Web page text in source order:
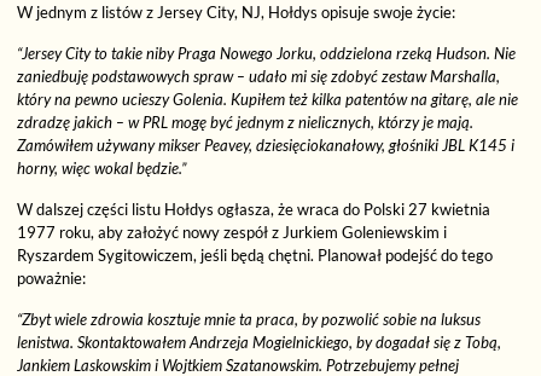
W jednym z listów z Jersey City, NJ, Hołdys opisuje swoje życie:
“Jersey City to takie niby Praga Nowego Jorku, oddzielona rzeką Hudson. Nie
zaniedbuję podstawowych spraw – udało mi się zdobyć zestaw Marshalla,
który na pewno ucieszy Golenia. Kupiłem też kilka patentów na gitarę, ale nie
zdradzę jakich – w PRL mogę być jednym z nielicznych, którzy je mają.
Zamówiłem używany mikser Peavey, dziesięciokanałowy, głośniki JBL K145 i
horny, więc wokal będzie.”
W dalszej części listu Hołdys ogłasza, że wraca do Polski 27 kwietnia
1977 roku, aby założyć nowy zespół z Jurkiem Goleniewskim i
Ryszardem Sygitowiczem, jeśli będą chętni. Planował podejść do tego
poważnie:
“Zbyt wiele zdrowia kosztuje mnie ta praca, by pozwolić sobie na luksus
lenistwa. Skontaktowałem Andrzeja Mogielnickiego, by dogadał się z Tobą,
Jankiem Laskowskim i Wojtkiem Szatanowskim. Potrzebujemy pełnej